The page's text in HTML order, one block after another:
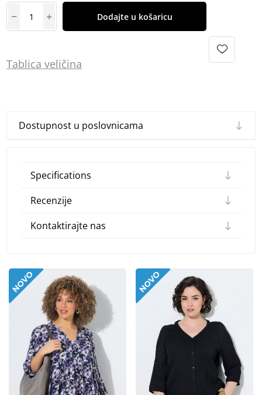
Dodajte u košaricu
Tablica veličina
Dostupnost u poslovnicama
Specifications
Recenzije
Kontaktirajte nas